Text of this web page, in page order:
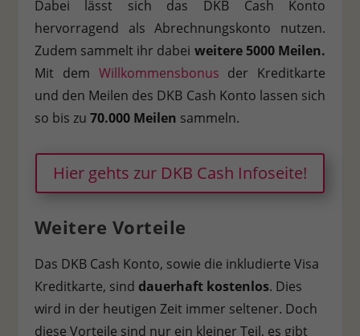
Dabei lässt sich das DKB Cash Konto
hervorragend als Abrechnungskonto nutzen.
Zudem sammelt ihr dabei weitere 5000 Meilen.
Mit dem Willkommensbonus der Kreditkarte
und den Meilen des DKB Cash Konto lassen sich
so bis zu 70.000 Meilen sammeln.
Hier gehts zur DKB Cash Infoseite!
Weitere Vorteile
Das DKB Cash Konto, sowie die inkludierte Visa
Kreditkarte, sind dauerhaft kostenlos. Dies
wird in der heutigen Zeit immer seltener. Doch
diese Vorteile sind nur ein kleiner Teil, es gibt